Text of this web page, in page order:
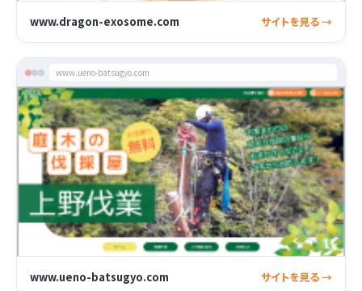
www.dragon-exosome.com サイトを見る →
www.ueno-batsugyo.com
www.ueno-batsugyo.com サイトを見る →